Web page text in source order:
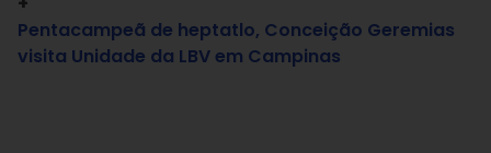
Pentacampeã de heptatlo, Conceição Geremias
visita Unidade da LBV em Campinas